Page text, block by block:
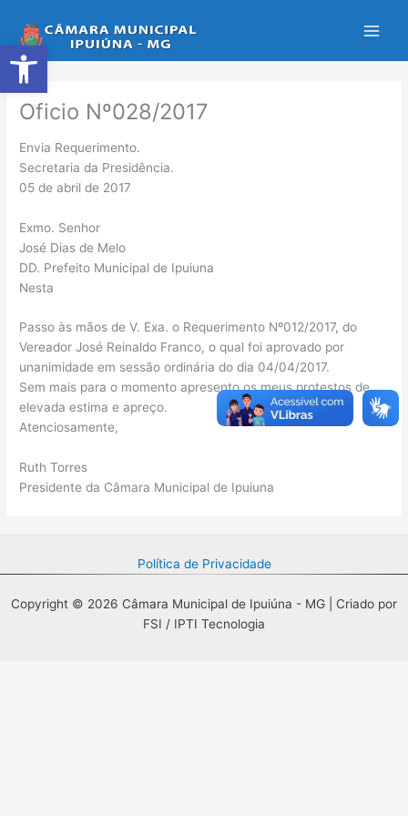
Abrir a barra de ferramentas
para
o
conteúdo
Oficio Nº028/2017
Envia Requerimento.
Secretaria da Presidência.
05 de abril de 2017
Exmo. Senhor
José Dias de Melo
DD. Prefeito Municipal de Ipuiuna
Nesta
Passo às mãos de V. Exa. o Requerimento Nº012/2017, do
Vereador José Reinaldo Franco, o qual foi aprovado por
unanimidade em sessão ordinária do dia 04/04/2017.
Sem mais para o momento apresento os meus protestos de
elevada estima e apreço.
Atenciosamente,
Ruth Torres
Presidente da Câmara Municipal de Ipuiuna
Política de Privacidade
Copyright © 2026 Câmara Municipal de Ipuiúna - MG | Criado por
FSI / IPTI Tecnologia